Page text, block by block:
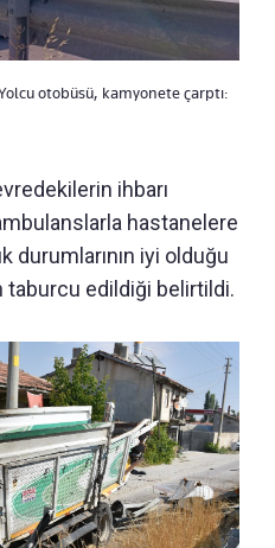
otobüsü, kamyonete çarptı:
ihbarı
hastanelere
durumlarının iyi olduğu
edildiği belirtildi.